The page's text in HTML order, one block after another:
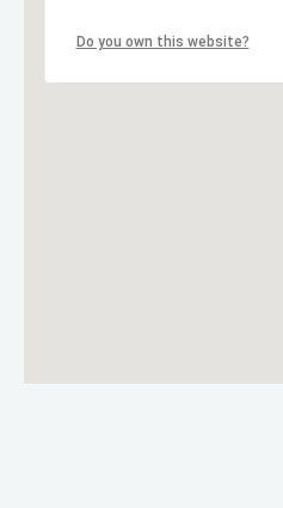
Do you own this website?